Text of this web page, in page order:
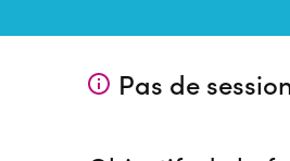
Pas de